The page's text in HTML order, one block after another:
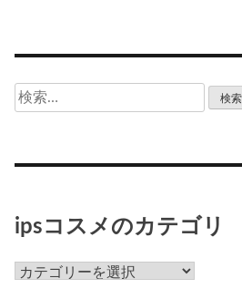
メ
ィ
ス
な
だ
検
索:
ipsコスメのカテゴリ
ips